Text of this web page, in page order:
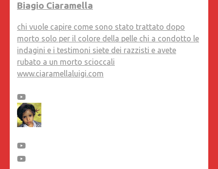
Biagio Ciaramella
chi vuole capire come sono stato trattato dopo
morto solo per il colore della pelle chi a condotto le
indagini e i testimoni siete dei razzisti e avete
rubato a un morto scioccali
www.ciaramellaluigi.com